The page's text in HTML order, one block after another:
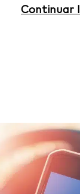
Continuar